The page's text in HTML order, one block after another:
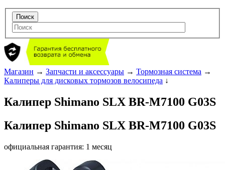
Магазин → Запчасти и аксессуары → Тормозная система →
Калиперы для дисковых тормозов велосипеда ↓
Калипер Shimano SLX BR-M7100 G03S
Калипер Shimano SLX BR-M7100 G03S
официальная гарантия: 1 месяц